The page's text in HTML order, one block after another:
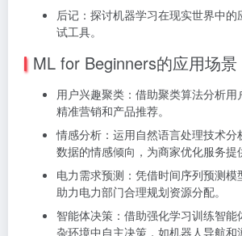
后记：探讨机器学习在现实世界中的
试工具。
ML for Beginners的应用场景
用户兴趣聚类：借助聚类算法分析用
精准营销和产品推荐。
情感分析：运用自然语言处理技术分
数据的情感倾向，为商家优化服务提
电力需求预测：凭借时间序列预测模
助力电力部门合理规划资源分配。
智能体决策：借助强化学习训练智能
杂环境中自主决策，如机器人导航和